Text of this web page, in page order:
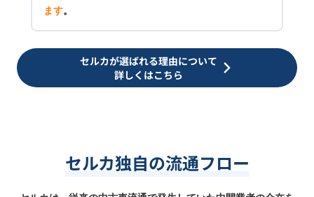
ます。
セルカが選ばれる理由について
詳しくはこちら
セルカ独自の流通フロー